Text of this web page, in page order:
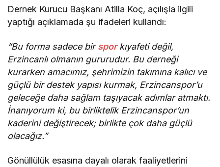
Dernek Kurucu Başkanı Atilla Koç, açılışla ilgili
yaptığı açıklamada şu ifadeleri kullandı:
“Bu forma sadece birsporkıyafeti değil,
Erzincanlı olmanın gururudur. Bu derneği
kurarken amacımız, şehrimizin takımına kalıcı ve
güçlü bir destek yapısı kurmak, Erzincanspor’u
geleceğe daha sağlam taşıyacak adımlar atmaktı.
İnanıyorum ki, bu birliktelik Erzincanspor’un
kaderini değiştirecek; birlikte çok daha güçlü
olacağız.”
Gönüllülük esasına dayalı olarak faaliyetlerini